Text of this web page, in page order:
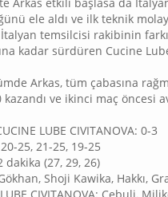
ele aldı ve ilk teknik
temsilcisi rakibinin
kadar sürdüren Cucine
Arkas, tüm çabasına
kazandı ve ikinci maç öncesi
LUBE CIVITANOVA: 0-3
20-25, 21-25, 19-25
dakika (27, 29, 26)
Shoji Kawika, Hakkı,